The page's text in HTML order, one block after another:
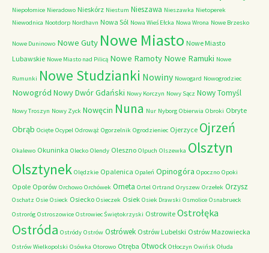
Niepołomice Nieradowo Nieskórz Niestum Nieszawa Nieszawka Nietoperek
Niewodnica Nootdorp Nordhavn Nowa Sól Nowa Wieś Ełcka Nowa Wrona Nowe Brzesko
Nowe Duninowo Nowe Guty Nowe Miasto Nowe Miasto
Lubawskie Nowe Miasto nad Pilicą Nowe Ramoty Nowe Ramuki Nowe
Rumunki Nowe Studzianki Nowiny Nowogard Nowogrodziec
Nowogród Nowy Dwór Gdański Nowy Korczyn Nowy Sącz Nowy Tomyśl
Nowy Troszyn Nowy Zyck Nowęcin Nuna Nur Nyborg Obierwia Obroki Obryte
Obrąb Ocięte Ocypel Odrowąż Ogorzelnik Ogrodzieniec Ojerzyce Ojrzeń
Okalewo Okuninka Olecko Olendy Oleszno Olpuch Olszewka Olsztyn
Olsztynek Olędzkie Opalenica Opaleń Opinogóra Opoczno Opoki
Opole Oporów Orchowo Orchówek Orneta Ortel Ortrand Oryszew Orzełek Orzysz
Oschatz Osie Osieck Osiecko Osieczek Osiek Osiek Drawski Osmolice Osnabrueck
Ostroróg Ostroszowice Ostrowiec Świętokrzyski Ostrowite Ostrołęka
Ostróda Ostródy Ostrów Ostrówek Ostrów Lubelski Ostrów Mazowiecka
Ostrów Wielkopolski Osówka Otorowo Otręba Otwock Otłoczyn Owińsk Ołuda